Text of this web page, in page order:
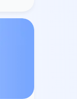
i metody
jest kluczowa
jakie są
00:26